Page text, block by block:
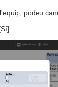
podeu
[Sí].